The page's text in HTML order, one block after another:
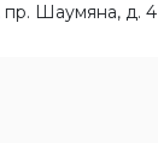
Шаумяна, д. 4